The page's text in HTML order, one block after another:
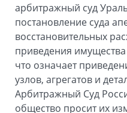
арбитражный суд
постановление суда
восстановительных
приведения
что означает
узлов, агрегатов и
Арбитражный Суд
общество просит их